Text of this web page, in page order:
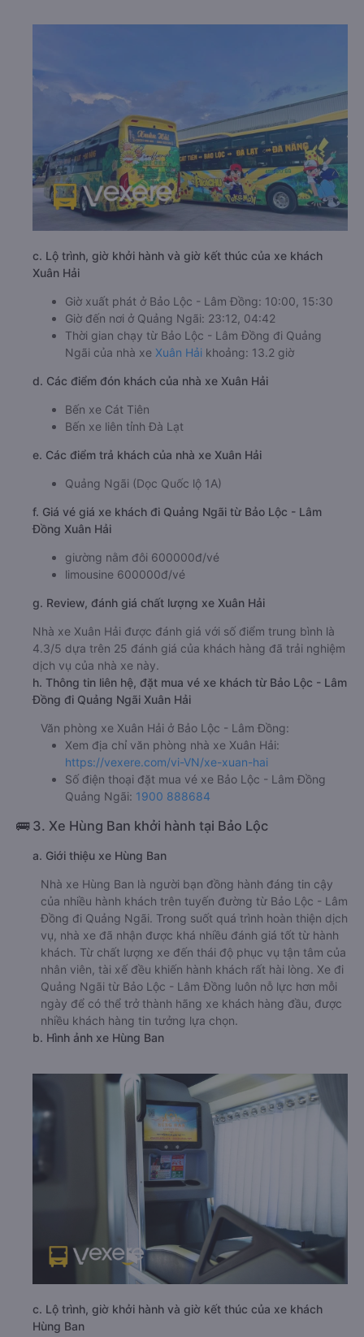
c. Lộ trình, giờ khởi hành và giờ kết thúc của xe khách
Xuân Hải
Giờ xuất phát ở Bảo Lộc - Lâm Đồng: 10:00, 15:30
Giờ đến nơi ở Quảng Ngãi: 23:12, 04:42
Thời gian chạy từ Bảo Lộc - Lâm Đồng đi Quảng
Ngãi của nhà xe Xuân Hải khoảng: 13.2 giờ
d. Các điểm đón khách của nhà xe Xuân Hải
Bến xe Cát Tiên
Bến xe liên tỉnh Đà Lạt
e. Các điểm trả khách của nhà xe Xuân Hải
Quảng Ngãi (Dọc Quốc lộ 1A)
f. Giá vé giá xe khách đi Quảng Ngãi từ Bảo Lộc - Lâm
Đồng Xuân Hải
giường nằm đôi 600000đ/vé
limousine 600000đ/vé
g. Review, đánh giá chất lượng xe Xuân Hải
Nhà xe Xuân Hải được đánh giá với số điểm trung bình là
4.3/5 dựa trên 25 đánh giá của khách hàng đã trải nghiệm
dịch vụ của nhà xe này.
h. Thông tin liên hệ, đặt mua vé xe khách từ Bảo Lộc - Lâm
Đồng đi Quảng Ngãi Xuân Hải
Văn phòng xe Xuân Hải ở Bảo Lộc - Lâm Đồng:
Xem địa chỉ văn phòng nhà xe Xuân Hải:
https://vexere.com/vi-VN/xe-xuan-hai
Số điện thoại đặt mua vé xe Bảo Lộc - Lâm Đồng
Quảng Ngãi: 1900 888684
🚌 3. Xe Hùng Ban khởi hành tại Bảo Lộc
a. Giới thiệu xe Hùng Ban
Nhà xe Hùng Ban là người bạn đồng hành đáng tin cậy
của nhiều hành khách trên tuyến đường từ Bảo Lộc - Lâm
Đồng đi Quảng Ngãi. Trong suốt quá trình hoàn thiện dịch
vụ, nhà xe đã nhận được khá nhiều đánh giá tốt từ hành
khách. Từ chất lượng xe đến thái độ phục vụ tận tâm của
nhân viên, tài xế đều khiến hành khách rất hài lòng. Xe đi
Quảng Ngãi từ Bảo Lộc - Lâm Đồng luôn nỗ lực hơn mỗi
ngày để có thể trở thành hãng xe khách hàng đầu, được
nhiều khách hàng tin tưởng lựa chọn.
b. Hình ảnh xe Hùng Ban
c. Lộ trình, giờ khởi hành và giờ kết thúc của xe khách
Hùng Ban